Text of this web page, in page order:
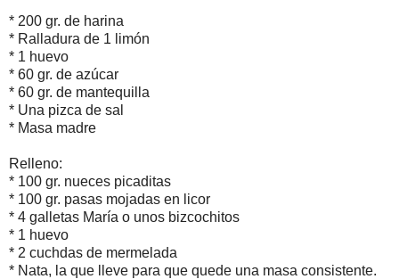
* 200 gr. de harina
* Ralladura de 1 limón
* 1 huevo
* 60 gr. de azúcar
* 60 gr. de mantequilla
* Una pizca de sal
* Masa madre
Relleno:
* 100 gr. nueces picaditas
* 100 gr. pasas mojadas en licor
* 4 galletas María o unos bizcochitos
* 1 huevo
* 2 cuchdas de mermelada
* Nata, la que lleve para que quede una masa consistente.